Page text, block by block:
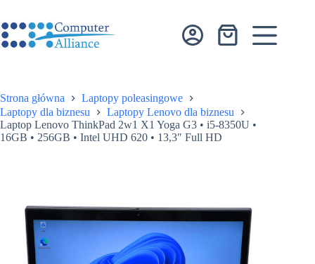
treści
Koszyk
Strona główna
Laptopy poleasingowe
Laptopy dla biznesu
Laptopy Lenovo dla biznesu
Laptop Lenovo ThinkPad 2w1 X1 Yoga G3 • i5-8350U •
16GB • 256GB • Intel UHD 620 • 13,3″ Full HD